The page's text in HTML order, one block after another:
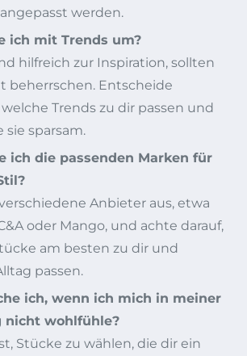
werden.
ich mit Trends um?
hilfreich zur Inspiration, sollten
beherrschen. Entscheide
Trends zu dir passen und
sie sparsam.
ich die passenden Marken für
Anbieter aus, etwa
oder Mango, und achte darauf,
am besten zu dir und
passen.
ich, wenn ich mich in meiner
nicht wohlfühle?
Stücke zu wählen, die dir ein